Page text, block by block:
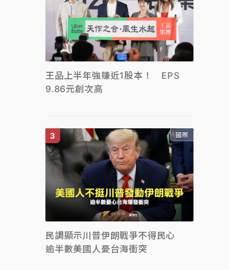
王品上半年強賺近1股本！ EPS
9.86元創次高
國際
民調顯示川普伊朗戰爭不得民心
逾半數美國人憂台海衝突